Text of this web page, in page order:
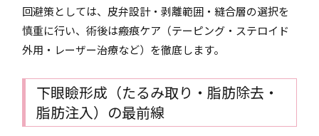
回避策としては、皮弁設計・剥離範囲・縫合層の選択を
慎重に行い、術後は瘢痕ケア（テーピング・ステロイド
外用・レーザー治療など）を徹底します。
下眼瞼形成（たるみ取り・脂肪除去・
脂肪注入）の最前線